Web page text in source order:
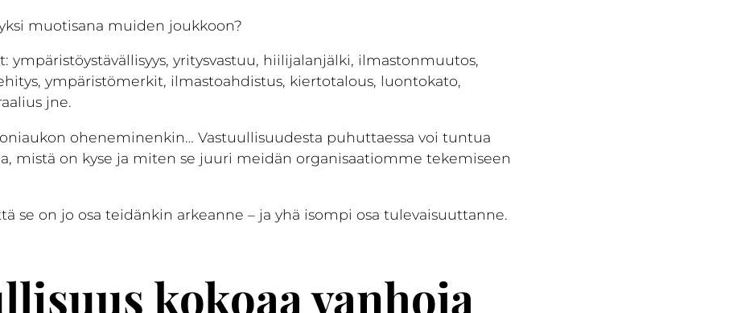
muotisana muiden joukkoon?
ympäristöystävällisyys, yritysvastuu, hiilijalanjälki, ilmastonmuutos,
ympäristömerkit, ilmastoahdistus, kiertotalous, luontokato,
jne.
oheneminenkin… Vastuullisuudesta puhuttaessa voi tuntua
mistä on kyse ja miten se juuri meidän organisaatiomme tekemiseen
se on jo osa teidänkin arkeanne – ja yhä isompi osa tulevaisuuttanne.
kokoaa vanhoja